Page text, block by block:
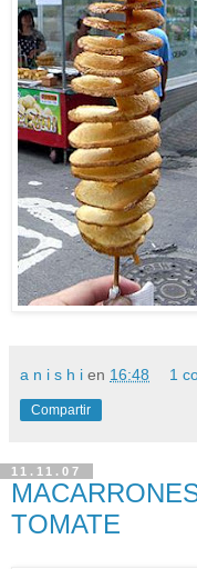
a n i s h i en 16:48 1
Compartir
11.11.07
TOMATE